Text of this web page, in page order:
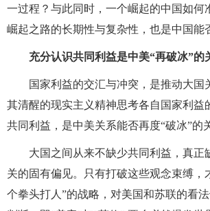
一过程？与此同时，一个崛起的中国如
崛起之路的长期性与复杂性，也是中国
充分认识共同利益是中美“再破冰”的
国家利益的交汇与冲突，是推动大
其清醒的现实主义精神思考各自国家利
共同利益，是中美关系能否再度“破冰”的
大国之间从来不缺少共同利益，真
关的固有偏见。只有打破这些观念束缚
个拳头打人”的战略，对美国和苏联的看